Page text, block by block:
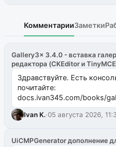
КомментарииЗаметки
Gallery3x 3.4.0 - вставка
редактора (CKEditor и TinyMCE
Здравствуйте. Есть
почитайте:
docs.ivan345.com/books/
ms2galleryphp
Ivan K.·05 августа 2026,
UiCMPGenerator дополнение